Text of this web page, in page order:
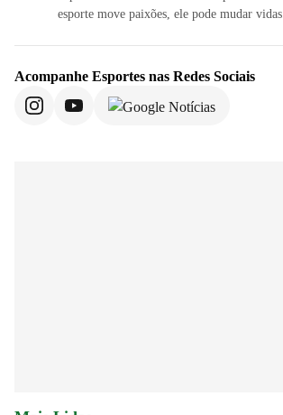
esporte move paixões, ele pode mudar vidas.
Acompanhe Esportes nas Redes Sociais